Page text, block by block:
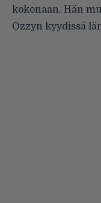
kokonaan. Hän
Ozzyn kyydissä